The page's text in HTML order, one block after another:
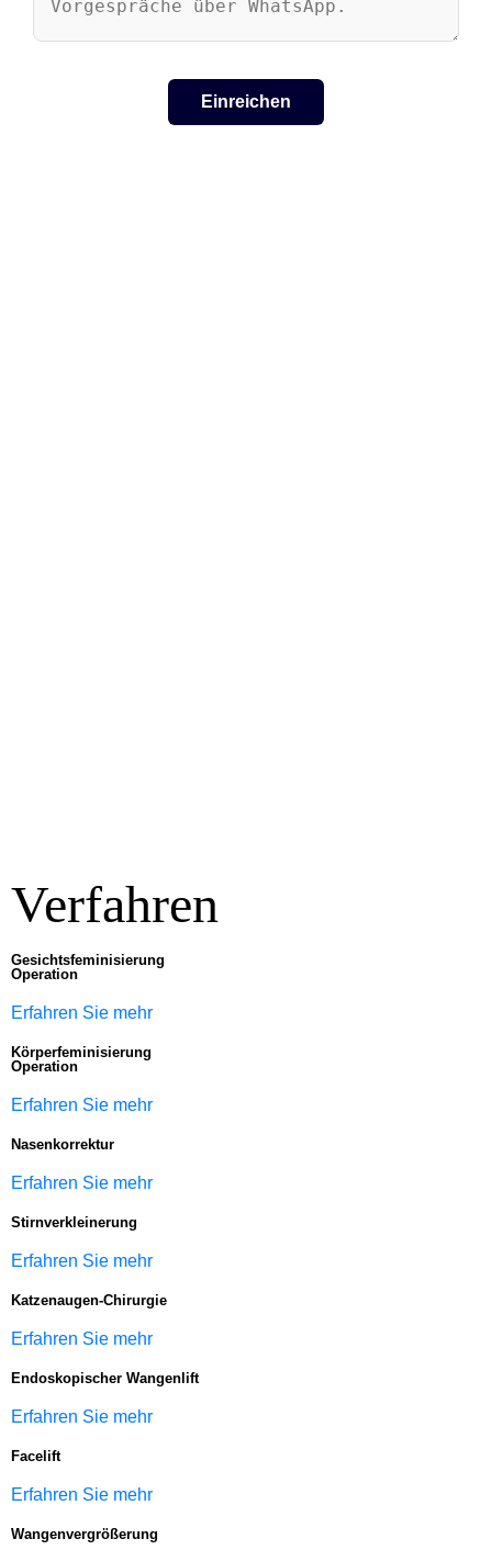
Verfahren
Gesichtsfeminisierung
Operation
Erfahren Sie mehr
Körperfeminisierung
Operation
Erfahren Sie mehr
Nasenkorrektur
Erfahren Sie mehr
Stirnverkleinerung
Erfahren Sie mehr
Katzenaugen-Chirurgie
Erfahren Sie mehr
Endoskopischer Wangenlift
Erfahren Sie mehr
Facelift
Erfahren Sie mehr
Wangenvergrößerung